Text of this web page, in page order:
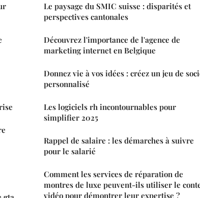
Le paysage du SMIC suisse : disparités et
perspectives cantonales
Découvrez l'importance de l'agence de
marketing internet en Belgique
Donnez vie à vos idées : créez un jeu de
personnalisé
Les logiciels rh incontournables pour
simplifier 2025
Rappel de salaire : les démarches à suivre
pour le salarié
Comment les services de réparation de
montres de luxe peuvent-ils utiliser le
vidéo pour démontrer leur expertise ?